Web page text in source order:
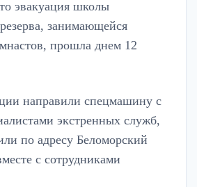
эвакуация школы
занимающейся
прошла днем 12
направили спецмашину с
экстренных служб,
по адресу Беломорский
с сотрудниками